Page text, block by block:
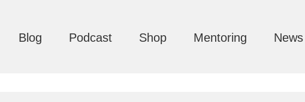
Blog Podcast Shop Mentoring News